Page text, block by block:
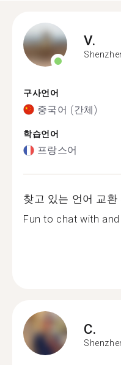
V.
구사언어
중국어 (간체)
학습언어
프랑스어
찾고 있는 언어 교환
Fun to chat with
C.